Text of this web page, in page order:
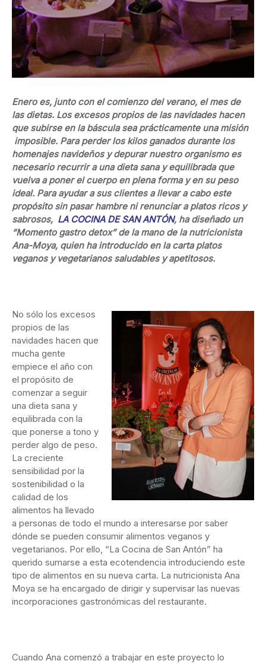
Enero es, junto con el comienzo del verano, el mes de
las dietas. Los excesos propios de las navidades hacen
que subirse en la báscula sea prácticamente una misión
imposible. Para perder los kilos ganados durante los
homenajes navideños y depurar nuestro organismo es
necesario recurrir a una dieta sana y equilibrada que
vuelva a poner el cuerpo en plena forma y en su peso
ideal. Para ayudar a sus clientes a llevar a cabo este
propósito sin pasar hambre ni renunciar a platos ricos y
sabrosos, LA COCINA DE SAN ANTÓN, ha diseñado un
“Momento gastro detox” de la mano de la nutricionista
Ana-Moya, quien ha introducido en la carta platos
veganos y vegetarianos saludables y apetitosos.
No sólo los excesos
propios de las
navidades hacen que
mucha gente
empiece el año con
el propósito de
comenzar a seguir
una dieta sana y
equilibrada con la
que ponerse a tono y
perder algo de peso.
La creciente
sensibilidad por la
sostenibilidad o la
calidad de los
alimentos ha llevado
a personas de todo el mundo a interesarse por saber
dónde se pueden consumir alimentos veganos y
vegetarianos. Por ello, “La Cocina de San Antón” ha
querido sumarse a esta ecotendencia introduciendo este
tipo de alimentos en su nueva carta. La nutricionista Ana
Moya se ha encargado de dirigir y supervisar las nuevas
incorporaciones gastronómicas del restaurante.
Cuando Ana comenzó a trabajar en este proyecto lo